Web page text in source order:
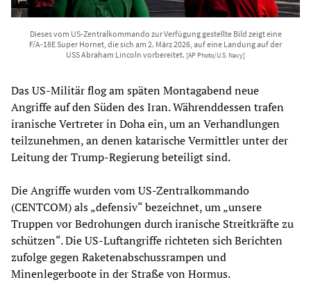
Dieses vom US-Zentralkommando zur Verfügung gestellte Bild zeigt eine
F/A-18E Super Hornet, die sich am 2. März 2026, auf eine Landung auf der
USS Abraham Lincoln vorbereitet. [AP Photo/U.S. Navy]
Das US-Militär flog am späten Montagabend neue
Angriffe auf den Süden des Iran. Währenddessen trafen
iranische Vertreter in Doha ein, um an Verhandlungen
teilzunehmen, an denen katarische Vermittler unter der
Leitung der Trump-Regierung beteiligt sind.
Die Angriffe wurden vom US-Zentralkommando
(CENTCOM) als „defensiv“ bezeichnet, um „unsere
Truppen vor Bedrohungen durch iranische Streitkräfte zu
schützen“. Die US-Luftangriffe richteten sich Berichten
zufolge gegen Raketenabschussrampen und
Minenlegerboote in der Straße von Hormus.